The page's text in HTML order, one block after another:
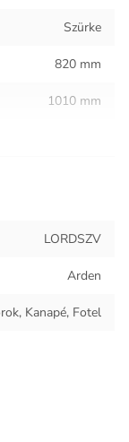
Szürke
820 mm
1010 mm
LORDSZV
Arden
Kanapé, Fotel